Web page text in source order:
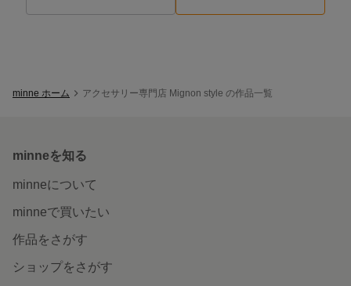
minne ホーム アクセサリー専門店 Mignon style の作品一覧
minneを知る
minneについて
minneで買いたい
作品をさがす
ショップをさがす